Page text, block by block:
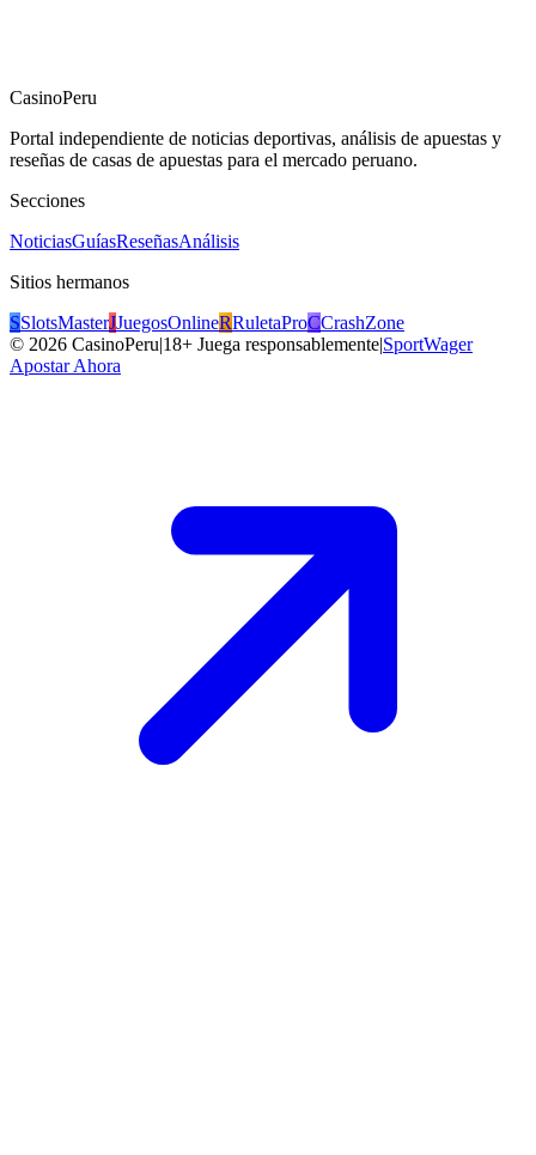
CasinoPeru
Portal independiente de noticias deportivas, análisis de apuestas y
reseñas de casas de apuestas para el mercado peruano.
Secciones
NoticiasGuíasReseñasAnálisis
Sitios hermanos
SSlotsMasterJJuegosOnlineRRuletaProCCrashZone
© 2026 CasinoPeru|18+ Juega responsablemente|SportWager
Apostar Ahora